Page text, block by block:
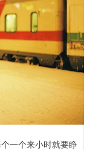
一个来小时就要睁